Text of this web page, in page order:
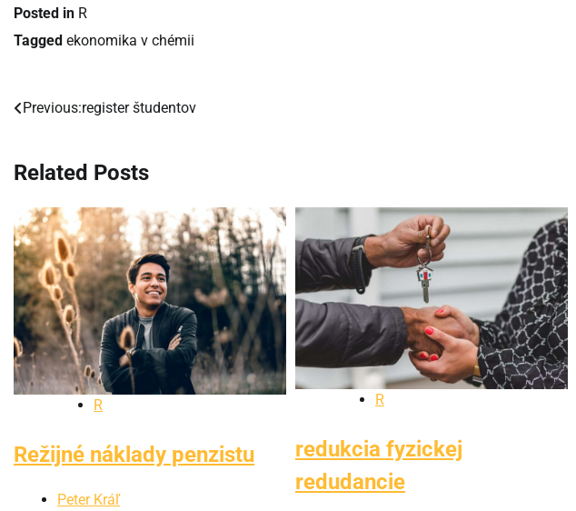
Posted in R
Tagged ekonomika v chémii
Navigácia
článku
Previous:register študentov
Related Posts
R
Režijné náklady penzistu
Peter Kráľ
R
redukcia fyzickej
redudancie